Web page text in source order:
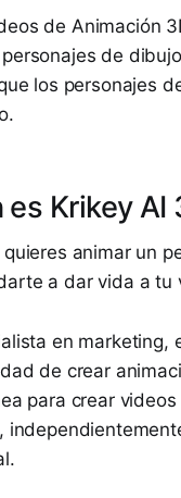
de Animación
de
los personajes
es Krikey
animar un
a dar vida a tu
en
de crear
para crear